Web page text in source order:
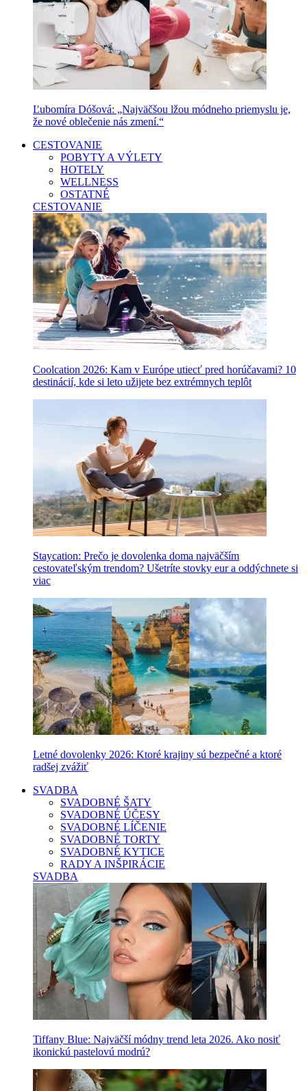
Ľubomíra Dóšová: „Najväčšou lžou módneho priemyslu je,
že nové oblečenie nás zmení.“
CESTOVANIE
POBYTY A VÝLETY
HOTELY
WELLNESS
OSTATNÉ
CESTOVANIE
Coolcation 2026: Kam v Európe utiecť pred horúčavami? 10
destinácií, kde si leto užijete bez extrémnych teplôt
Staycation: Prečo je dovolenka doma najväčším
cestovateľským trendom? Ušetríte stovky eur a oddýchnete si
viac
Letné dovolenky 2026: Ktoré krajiny sú bezpečné a ktoré
radšej zvážiť
SVADBA
SVADOBNÉ ŠATY
SVADOBNÉ ÚČESY
SVADOBNÉ LÍČENIE
SVADOBNÉ TORTY
SVADOBNÉ KYTICE
RADY A INŠPIRÁCIE
SVADBA
Tiffany Blue: Najväčší módny trend leta 2026. Ako nosiť
ikonickú pastelovú modrú?